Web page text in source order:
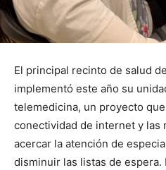
El principal recinto de salud
implementó este año su
telemedicina, un proyecto
conectividad de internet y las
acercar la atención de
disminuir las listas de